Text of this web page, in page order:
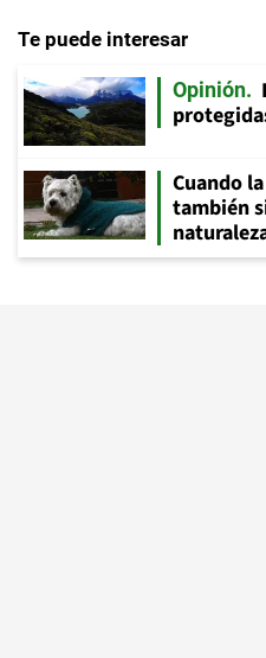
Te puede interesar
Opinión
Cuando
también